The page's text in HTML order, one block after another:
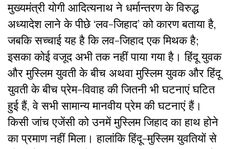
मुख्यमंत्री योगी आदित्यनाथ ने धर्मान्तरण के विरुद्ध
अध्यादेश लाने के पीछे ‘लव-जिहाद’ को कारण बताया है,
जबकि सच्चाई यह है कि लव-जिहाद एक मिथक है;
इसका कोई वजूद अभी तक नहीं पाया गया है। हिंदू युवक
और मुस्लिम युवती के बीच अथवा मुस्लिम युवक और हिंदू
युवती के बीच प्रेम-विवाह की जितनी भी घटनाएं घटित
हुई हैं, वे सभी सामान्य मानवीय प्रेम की घटनाएं हैं।
किसी जांच एजेंसी को उनमें मुस्लिम जिहाद का हाथ होने
का प्रमाण नहीं मिला। हालांकि हिंदू-मुस्लिम युवतियों से